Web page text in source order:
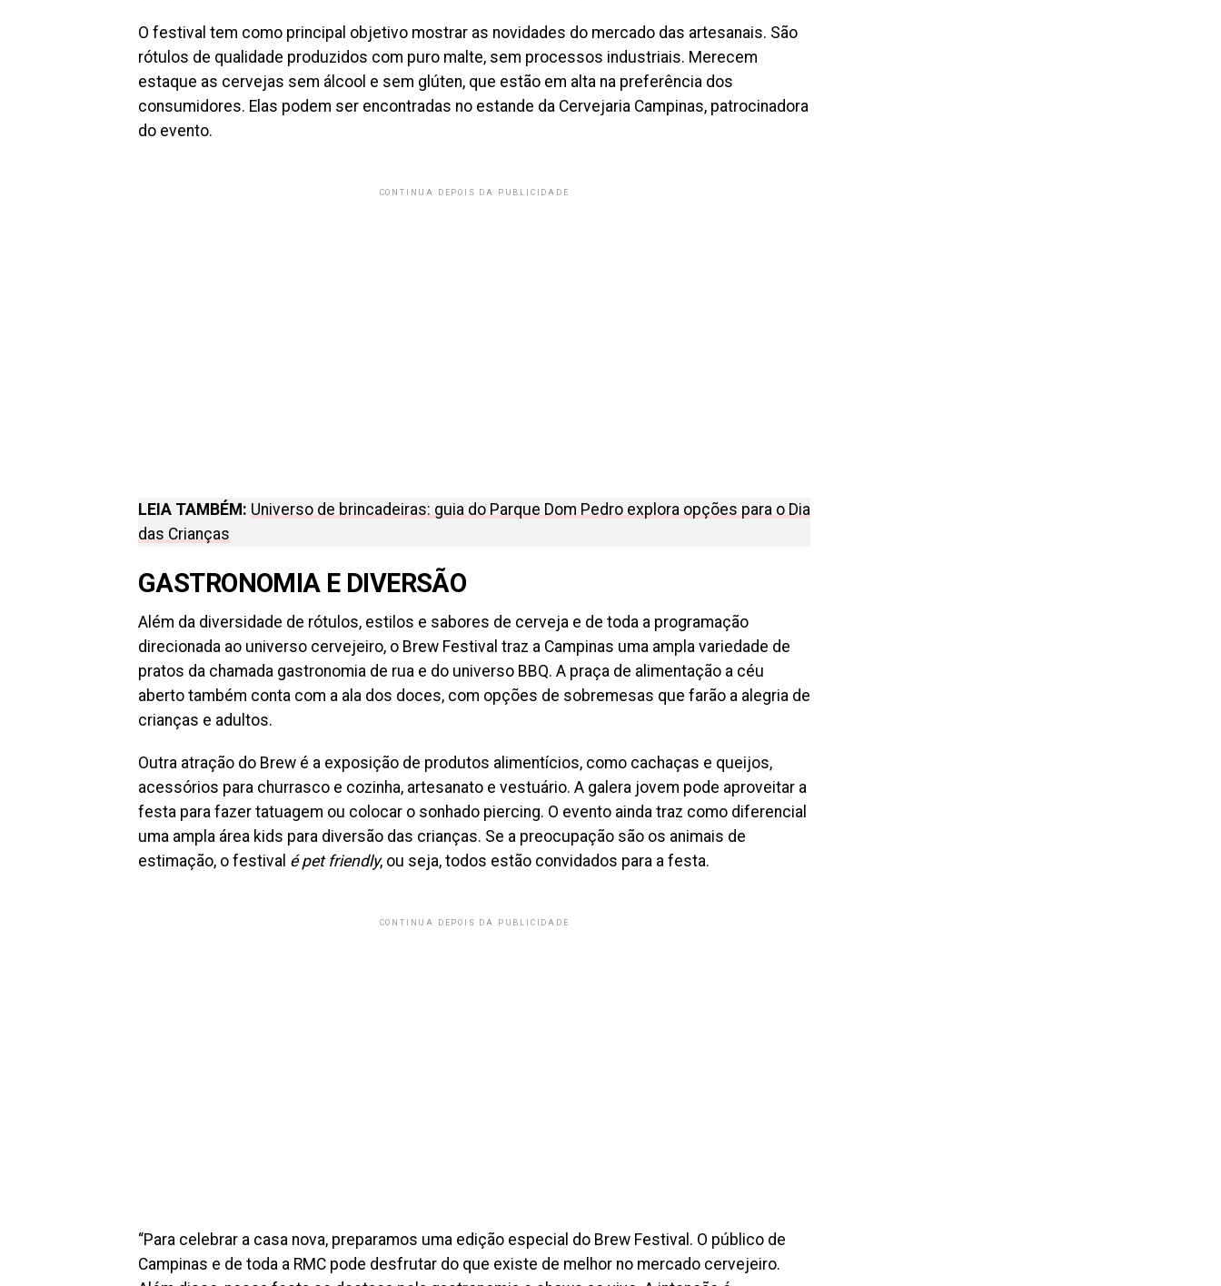
O festival tem como principal objetivo mostrar as novidades do mercado das artesanais. São
rótulos de qualidade produzidos com puro malte, sem processos industriais. Merecem
estaque as cervejas sem álcool e sem glúten, que estão em alta na preferência dos
consumidores. Elas podem ser encontradas no estande da Cervejaria Campinas, patrocinadora
do evento.
CONTINUA DEPOIS DA PUBLICIDADE
LEIA TAMBÉM: Universo de brincadeiras: guia do Parque Dom Pedro explora opções para o Dia
das Crianças
GASTRONOMIA E DIVERSÃO
Além da diversidade de rótulos, estilos e sabores de cerveja e de toda a programação
direcionada ao universo cervejeiro, o Brew Festival traz a Campinas uma ampla variedade de
pratos da chamada gastronomia de rua e do universo BBQ. A praça de alimentação a céu
aberto também conta com a ala dos doces, com opções de sobremesas que farão a alegria de
crianças e adultos.
Outra atração do Brew é a exposição de produtos alimentícios, como cachaças e queijos,
acessórios para churrasco e cozinha, artesanato e vestuário. A galera jovem pode aproveitar a
festa para fazer tatuagem ou colocar o sonhado piercing. O evento ainda traz como diferencial
uma ampla área kids para diversão das crianças. Se a preocupação são os animais de
estimação, o festival é pet friendly, ou seja, todos estão convidados para a festa.
CONTINUA DEPOIS DA PUBLICIDADE
“Para celebrar a casa nova, preparamos uma edição especial do Brew Festival. O público de
Campinas e de toda a RMC pode desfrutar do que existe de melhor no mercado cervejeiro.